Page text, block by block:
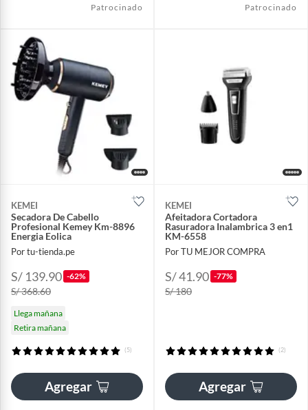
Patrocinado Patrocinado
KEMEI
Secadora De Cabello
Profesional Kemey Km-8896
Energia Eolica
Por tu-tienda.pe
S/ 139.90 -62%
S/ 368.60
Llega mañana
Retira mañana
(5)
Agregar
KEMEI
Afeitadora Cortadora
Rasuradora Inalambrica 3 en1
KM-6558
Por TU MEJOR COMPRA
S/ 41.90 -77%
S/ 180
(2)
Agregar